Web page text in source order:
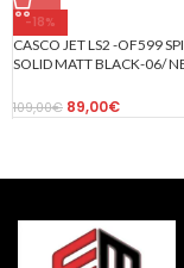
-18%
CASCO JET LS2 -OF599
SOLID MATT BLACK-06/
109,00€ 89,00€